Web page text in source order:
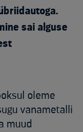
sai alguse
oleme
vanametalli
muud